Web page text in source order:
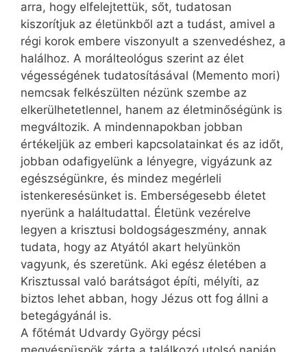
arra, hogy elfelejtettük, sőt, tudatosan
kiszorítjuk az életünkből azt a tudást, amivel a
régi korok embere viszonyult a szenvedéshez, a
halálhoz. A morálteológus szerint az élet
végességének tudatosításával (Memento mori)
nemcsak felkészülten nézünk szembe az
elkerülhetetlennel, hanem az életminőségünk is
megváltozik. A mindennapokban jobban
értékeljük az emberi kapcsolatainkat és az időt,
jobban odafigyelünk a lényegre, vigyázunk az
egészségünkre, és mindez megérleli
istenkeresésünket is. Emberségesebb életet
nyerünk a haláltudattal. Életünk vezérelve
legyen a krisztusi boldogságeszmény, annak
tudata, hogy az Atyától akart helyünkön
vagyunk, és szeretünk. Aki egész életében a
Krisztussal való barátságot építi, mélyíti, az
biztos lehet abban, hogy Jézus ott fog állni a
betegágyánál is.
A főtémát Udvardy György pécsi